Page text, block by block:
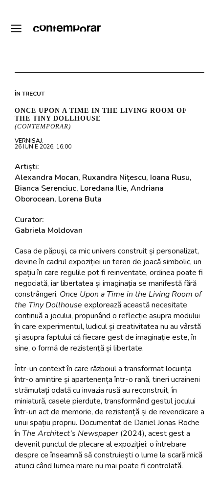
ÎN TRECUT
ONCE UPON A TIME IN THE LIVING ROOM OF
THE TINY DOLLHOUSE
(CONTEMPORAR)
VERNISAJ:
26 IUNIE 2026, 16:00
Artiști:
Alexandra Mocan, Ruxandra Nițescu, Ioana Rusu,
Bianca Serenciuc, Loredana Ilie, Andriana
Oborocean, Lorena Buta
Curator:
Gabriela Moldovan
Casa de păpuși, ca mic univers construit și personalizat,
devine în cadrul expoziției un teren de joacă simbolic, un
spațiu în care regulile pot fi reinventate, ordinea poate fi
negociată, iar libertatea și imaginația se manifestă fără
constrângeri. Once Upon a Time in the Living Room of
the Tiny Dollhouse explorează această necesitate
continuă a jocului, propunând o reflecție asupra modului
în care experimentul, ludicul și creativitatea nu au vârstă
și asupra faptului că fiecare gest de imaginație este, în
sine, o formă de rezistență și libertate.
Într-un context în care războiul a transformat locuința
într-o amintire și apartenența într-o rană, tineri ucraineni
strămutați odată cu invazia rusă au reconstruit, în
miniatură, casele pierdute, transformând gestul jocului
într-un act de memorie, de rezistență și de revendicare a
unui spațiu propriu. Documentat de Daniel Jonas Roche
în The Architect’s Newspaper (2024), acest gest a
devenit punctul de plecare al expoziției: o întrebare
despre ce înseamnă să construiești o lume la scară mică
atunci când lumea mare nu mai poate fi controlată.